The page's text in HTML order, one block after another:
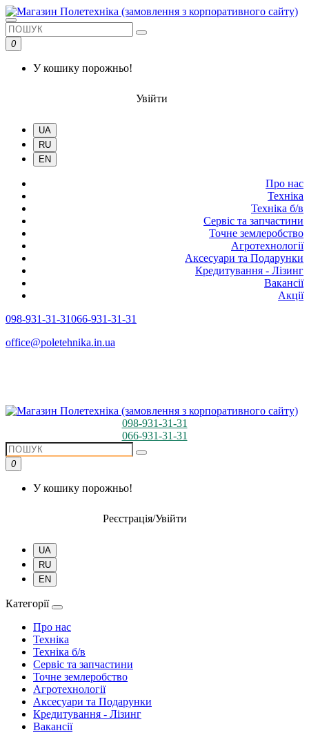
0
У кошику порожньо!
Увійти
UA
RU
EN
Про нас
Техніка
Техніка б/в
Сервіс та запчастини
Точне землеробство
Агротехнології
Аксесуари та Подарунки
Кредитування - Лізинг
Вакансії
Акції
098-931-31-31066-931-31-31
office@poletehnika.in.ua
098-931-31-31
066-931-31-31
0
У кошику порожньо!
Реєстрація/Увійти
UA
RU
EN
Категорії
Про нас
Техніка
Техніка б/в
Сервіс та запчастини
Точне землеробство
Агротехнології
Аксесуари та Подарунки
Кредитування - Лізинг
Вакансії